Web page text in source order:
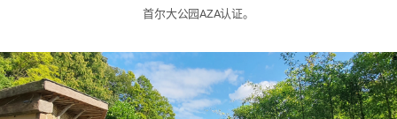
首尔大公园AZA认证。